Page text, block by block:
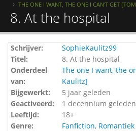
THE ONE I WANT, THE ONE I CAN'T GET
8. At the hospital
Schrijver:
SophieKaulitz99
Titel:
8. At the hospital
Onderdeel
van:
The one I want, the
Kaulitz]
Bijgewerkt:
5 jaar geleden
Geactiveerd:
1 decennium geleden
Leeftijd:
18+
Genre:
Fanfiction, Romantiek